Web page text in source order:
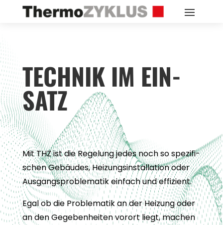
TECH­NIK IM EIN­
SATZ
Mit THZ ist die Rege­lung jedes noch so spe­zi­fi­
schen Gebäu­des, Hei­zungs­in­stal­la­tion oder
Aus­gangs­pro­ble­ma­tik ein­fach und effi­zi­ent.
Egal ob die Pro­ble­ma­tik an der Hei­zung oder
an den Gege­ben­hei­ten vor­ort liegt, machen